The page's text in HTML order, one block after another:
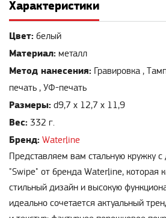
Характеристики
Цвет: белый
Материал: металл
Метод нанесения:
печать , УФ-печать
Размеры: d9,7 х 12,7 х 11,9
Вес: 332 г.
Бренд: Waterline
Представляем вам стальную кружку
"Swipe" от бренда Waterline, которая
стильный дизайн и высокую
идеально сочетается актуальный